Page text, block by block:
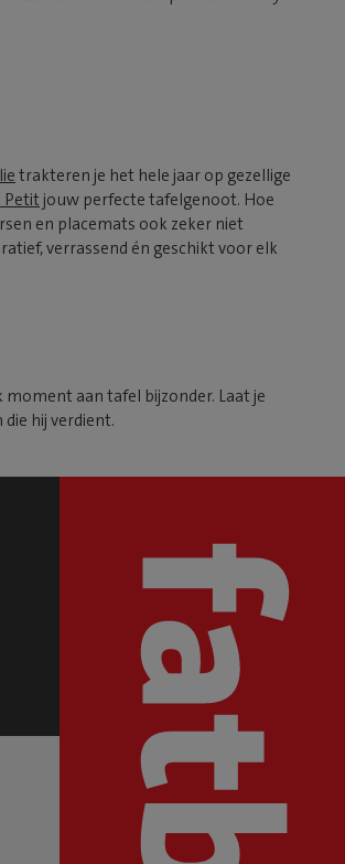
trakteren je het hele jaar op gezellige
Petit jouw perfecte tafelgenoot. Hoe
en placemats ook zeker niet
verrassend én geschikt voor elk
aan tafel bijzonder. Laat je
hij verdient.